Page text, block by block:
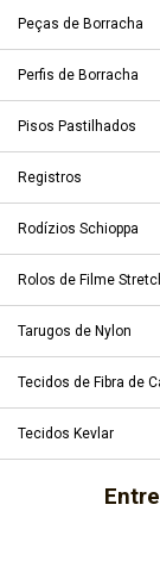
Peças de Borracha
Perfis de Borracha
Pisos Pastilhados
Registros
Rodízios Schioppa
Rolos de Filme
Tarugos de Nylon
Tecidos de Fibra de
Tecidos Kevlar